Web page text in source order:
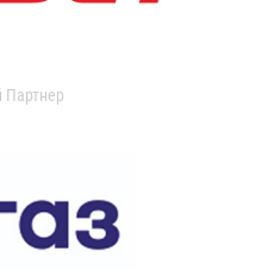
Партнер